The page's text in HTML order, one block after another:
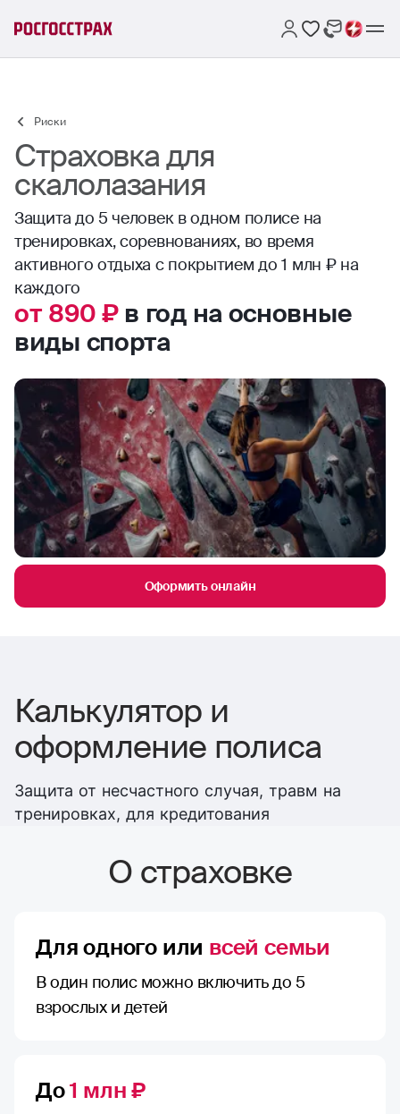
Риски
Страховка для
скалолазания
Защита до 5 человек в одном полисе на
тренировках, соревнованиях, во время
активного отдыха с покрытием до 1 млн ₽ на
каждого
от 890 ₽в год на основные
виды спорта
Оформить онлайн
Калькулятор и
оформление полиса
Защита от несчастного случая, травм на
тренировках, для кредитования
О страховке
Для одного или всей семьи
В один полис можно включить до 5
взрослых и детей
До1 млн ₽